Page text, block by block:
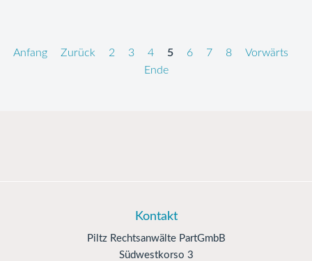
Anfang Zurück 2 3 4 5 6 7 8
Vorwärts
Ende
Kontakt
Piltz Rechtsanwälte PartGmbB
Südwestkorso 3